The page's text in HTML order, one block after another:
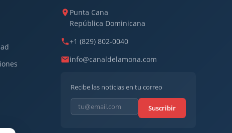
Punta Cana
República Dominicana
+1 (829) 802-0040
info@canaldelamona.com
Recibe las noticias en tu correo
Suscribir